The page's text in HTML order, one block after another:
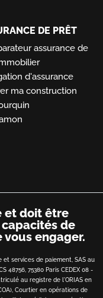
DE PRÊT
assurance de
d'assurance
ma construction
et doit être
de
engager.
et services de paiement, SAS au
48756, 75380 Paris CEDEX 08 -
au registre de l'ORIAS en
Courtier en opérations de